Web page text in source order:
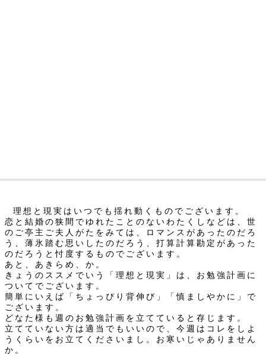
理想と現実はいつでも揺れ動くものでございます。
恋と結婚の狭間でゆれたことのないわたくしなどは、世
のご亭主ご夫人がたをみては、ロマンスがあったのだろ
う、薄氷踏む思いしたのだろう、打算計算勘定があった
のだろうと忖度するものでございます。
あと、あきらめ、か。
きょうのススメでいう「理想と現実」は、お勉強計画に
ついてでございます。
簡単にいえば「ちょっぴり背伸び」「慎ましやかに」で
ございます。
どなた様も週のお勉強計画を立てていると存じます。
立てていない方は適当でもいいので、今週はコレをしよ
うくらいをお立てくださいまし。お寒いじゃありません
か。